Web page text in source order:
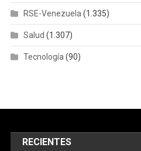
RSE-Venezuela(1.335)
Salud (1.307)
Tecnología(90)
RECIENTES